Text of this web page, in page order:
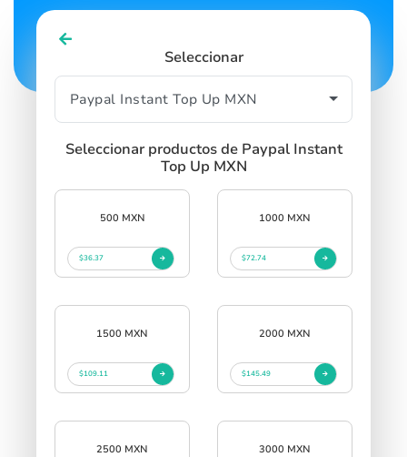
Seleccionar
Seleccionar productos de Paypal Instant
Top Up MXN
500 MXN
$36.37
1000 MXN
$72.74
1500 MXN
$109.11
2000 MXN
$145.49
2500 MXN 3000 MXN